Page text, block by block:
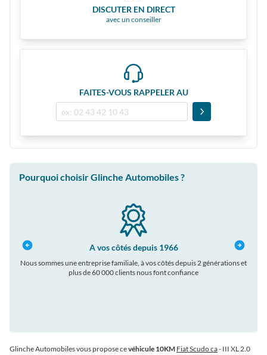
DISCUTER EN DIRECT
avec un conseiller
FAITES-VOUS RAPPELER AU
Pourquoi choisir Glinche Automobiles ?
A vos côtés depuis 1966
Nous sommes une entreprise familiale, à vos côtés depuis 2 générations et
plus de 60 000 clients nous font confiance
Glinche Automobiles vous propose cevéhicule 10KM Fiat Scudo ca- III XL 2.0